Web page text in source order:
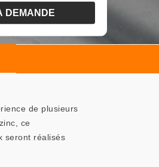
de plusieurs
ce
seront réalisés